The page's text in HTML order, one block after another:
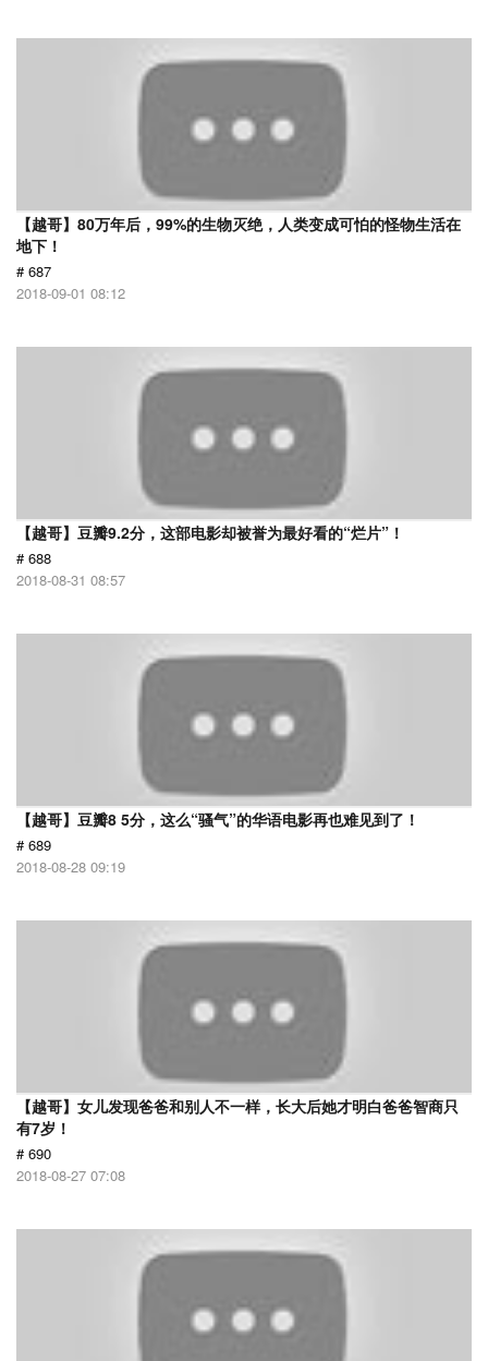
【越哥】80万年后，99%的生物灭绝，人类变成可怕的怪物生活在
地下！
# 687
2018-09-01 08:12
【越哥】豆瓣9.2分，这部电影却被誉为最好看的“烂片”！
# 688
2018-08-31 08:57
【越哥】豆瓣8 5分，这么“骚气”的华语电影再也难见到了！
# 689
2018-08-28 09:19
【越哥】女儿发现爸爸和别人不一样，长大后她才明白爸爸智商只
有7岁！
# 690
2018-08-27 07:08